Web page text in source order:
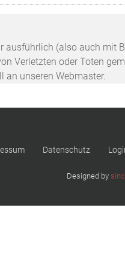
ausführlich (also auch
Verletzten oder Toten
an unseren Webmaster.
Datenschutz
Designed by